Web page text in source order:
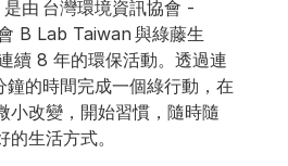
是由 台灣環境資訊協會 -
B Lab Taiwan 與綠藤生
續 8 年的環保活動。透過連
的時間完成一個綠行動，在
小改變，開始習慣，隨時隨
的生活方式。